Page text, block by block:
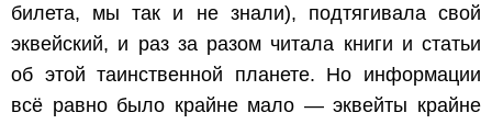
билета, мы так и не знали), подтягивала свой
эквейский, и раз за разом читала книги и статьи
об этой таинственной планете. Но информации
всё равно было крайне мало — эквейты крайне